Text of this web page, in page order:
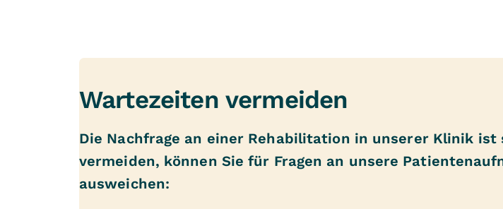
Wartezeiten vermeiden
Die Nachfrage an einer Rehabilitation in unserer Klinik ist
vermeiden, können Sie für Fragen an unsere
ausweichen: